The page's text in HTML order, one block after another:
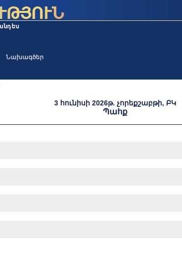
Նախագծեր
3 հունիսի 2026թ. չորեքշաբթի, ԲԿ
Պահք